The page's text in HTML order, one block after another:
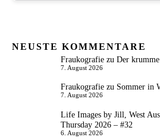
NEUSTE KOMMENTARE
Fraukografiezu Der
7. August 2026
Fraukografiezu Sommer in
7. August 2026
Life Images by Jill, West
Thursday 2026 – #32
6. August 2026